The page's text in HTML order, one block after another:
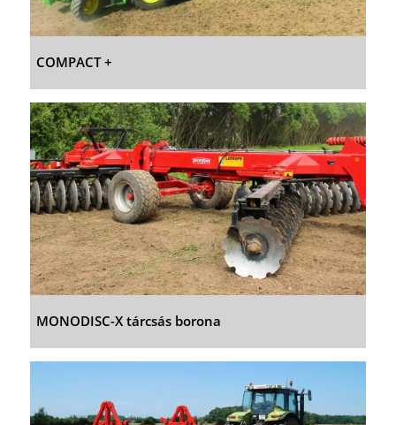
COMPACT +
MONODISC-X tárcsás borona